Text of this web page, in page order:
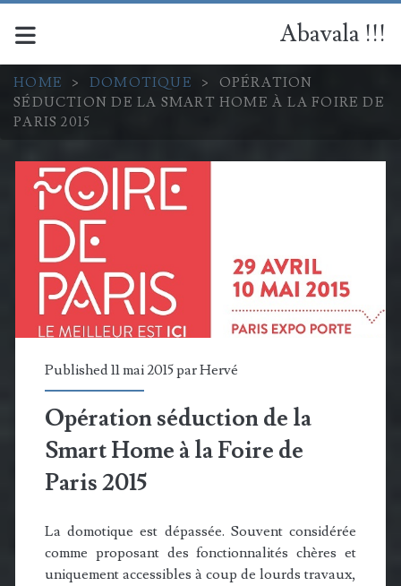
Abavala !!!
HOME > DOMOTIQUE >
OPÉRATION
SÉDUCTION DE LA SMART HOME À LA FOIRE DE
PARIS 2015
Published 11 mai 2015 parHervé
Opération séduction de la
Smart Home à la Foire de
Paris 2015
La domotique est dépassée. Souvent considérée
comme proposant des fonctionnalités chères et
uniquement accessibles à coup de lourds travaux,